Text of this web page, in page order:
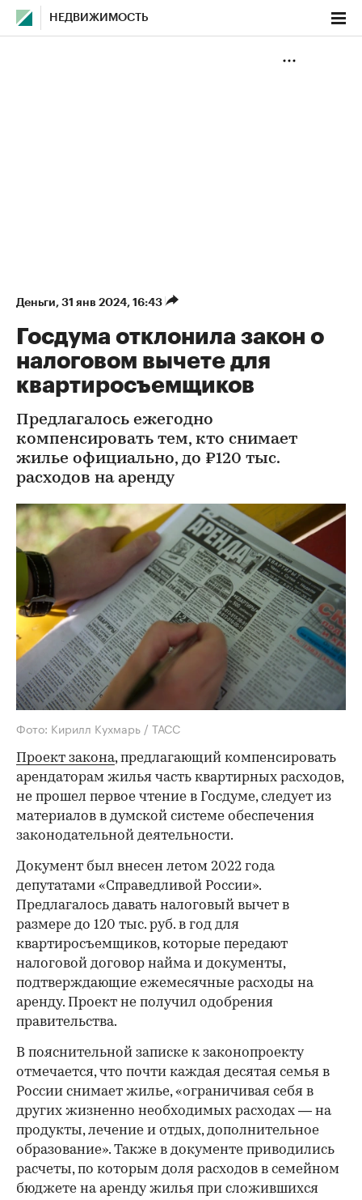
НЕДВИЖИМОСТЬ
Деньги⁠, 31 янв 2024, 16:43
Госдума отклонила закон о
налоговом вычете для
квартиросъемщиков
Предлагалось ежегодно
компенсировать тем, кто снимает
жилье официально, до ₽120 тыс.
расходов на аренду
Фото: Кирилл Кухмарь / ТАСС
Проект закона, предлагающий компенсировать
арендаторам жилья часть квартирных расходов,
не прошел первое чтение в Госдуме, следует из
материалов в думской системе обеспечения
законодательной деятельности.
Документ был внесен летом 2022 года
депутатами «Справедливой России».
Предлагалось давать налоговый вычет в
размере до 120 тыс. руб. в год для
квартиросъемщиков, которые передают
налоговой договор найма и документы,
подтверждающие ежемесячные расходы на
аренду. Проект не получил одобрения
правительства.
В пояснительной записке к законопроекту
отмечается, что почти каждая десятая семья в
России снимает жилье, «ограничивая себя в
других жизненно необходимых расходах — на
продукты, лечение и отдых, дополнительное
образование». Также в документе приводились
расчеты, по которым доля расходов в семейном
бюджете на аренду жилья при сложившихся